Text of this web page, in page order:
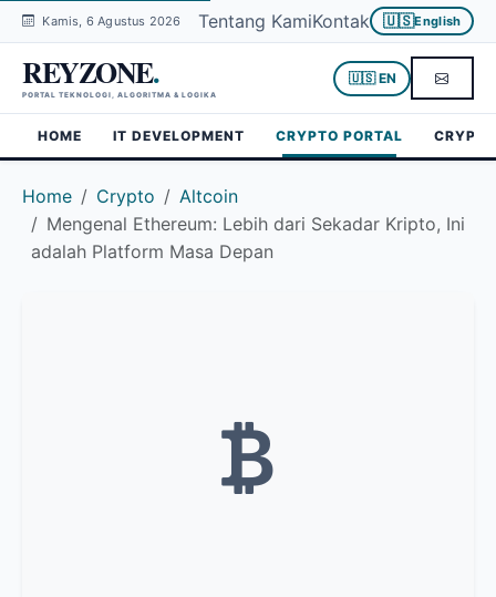
Kamis, 6 Agustus 2026 Tentang KamiKontak 🇺🇸English
REYZONE.
PORTAL TEKNOLOGI, ALGORITMA & LOGIKA
🇺🇸 EN
HOME IT DEVELOPMENT CRYPTO PORTAL
Home Crypto
Altcoin
Mengenal Ethereum: Lebih dari Sekadar Kripto, Ini
adalah Platform Masa Depan